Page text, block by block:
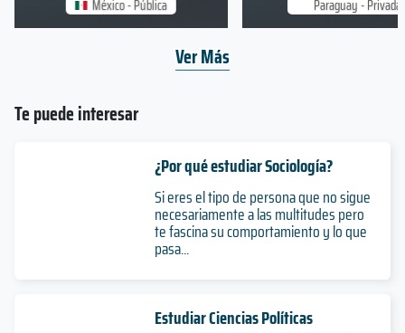
Te puede interesar
¿Por qué estudiar Sociología?
Si eres el tipo de persona que no sigue
necesariamente a las multitudes pero
te fascina su comportamiento y lo que
pasa...
Estudiar Ciencias Políticas
México - Pública Paraguay - Privada
Ver Más